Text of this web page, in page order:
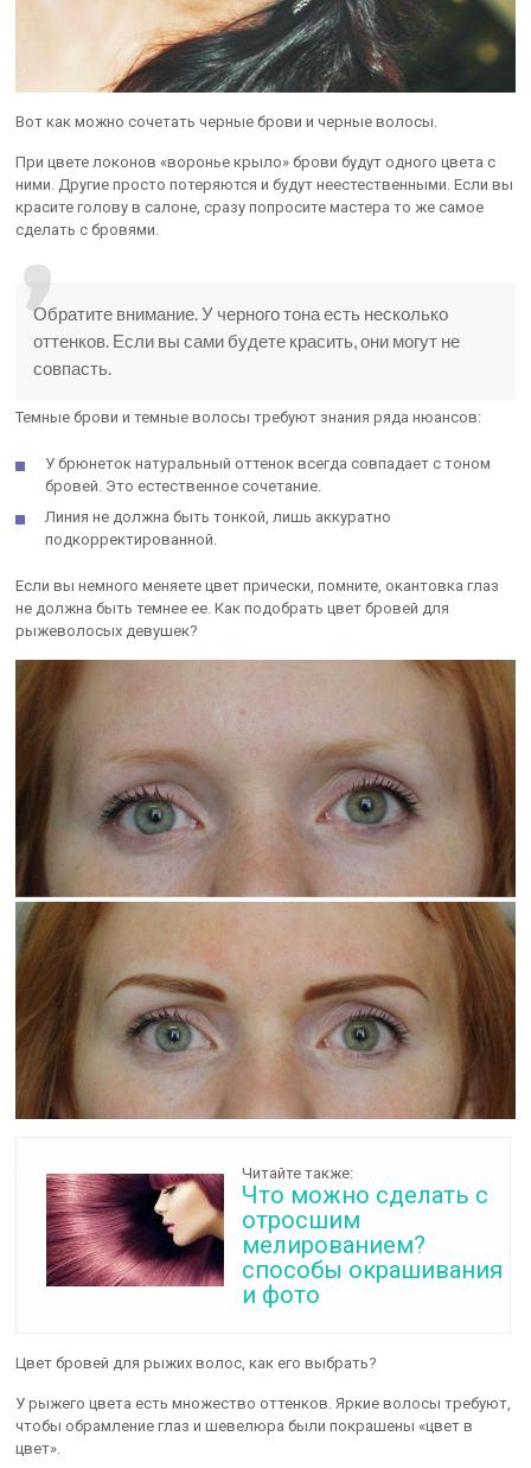
Вот как можно сочетать черные брови и черные волосы.
При цвете локонов «воронье крыло» брови будут одного цвета с
ними. Другие просто потеряются и будут неестественными. Если вы
красите голову в салоне, сразу попросите мастера то же самое
сделать с бровями.
Обратите внимание. У черного тона есть несколько
оттенков. Если вы сами будете красить, они могут не
совпасть.
Темные брови и темные волосы требуют знания ряда нюансов:
У брюнеток натуральный оттенок всегда совпадает с тоном
бровей. Это естественное сочетание.
Линия не должна быть тонкой, лишь аккуратно
подкорректированной.
Если вы немного меняете цвет прически, помните, окантовка глаз
не должна быть темнее ее. Как подобрать цвет бровей для
рыжеволосых девушек?
Читайте также:
Что можно сделать с
отросшим
мелированием?
способы окрашивания
и фото
Цвет бровей для рыжих волос, как его выбрать?
У рыжего цвета есть множество оттенков. Яркие волосы требуют,
чтобы обрамление глаз и шевелюра были покрашены «цвет в
цвет».